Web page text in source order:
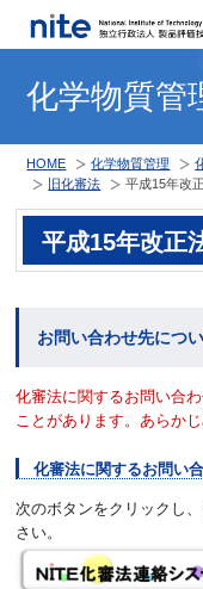
化学物質管
HOME 化学物質管理
旧化審法
平成15年改
平成15年改正
お問い合わせ先につ
化審法に関するお問い合
ことがあります。あらか
化審法に関するお問い
次のボタンをクリックし
さい。